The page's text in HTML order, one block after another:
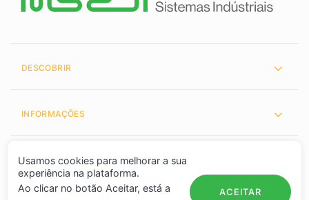
DESCOBRIR
INFORMAÇÕES
PARCEIROS
Usamos cookies para melhorar a sua
experiência na plataforma.
Ao clicar no botão Aceitar, está a
ACEITAR